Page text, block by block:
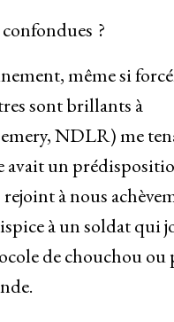
?
même si
sont brillants à
NDLR) me
avait un
à nous
à un soldat qui
de chouchou ou